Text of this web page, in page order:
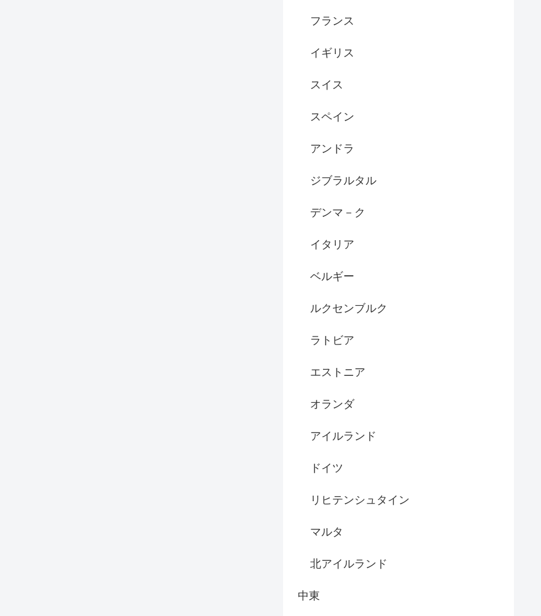
フランス
イギリス
スイス
スペイン
アンドラ
ジブラルタル
デンマ－ク
イタリア
ベルギー
ルクセンブルク
ラトビア
エストニア
オランダ
アイルランド
ドイツ
リヒテンシュタイン
マルタ
北アイルランド
中東